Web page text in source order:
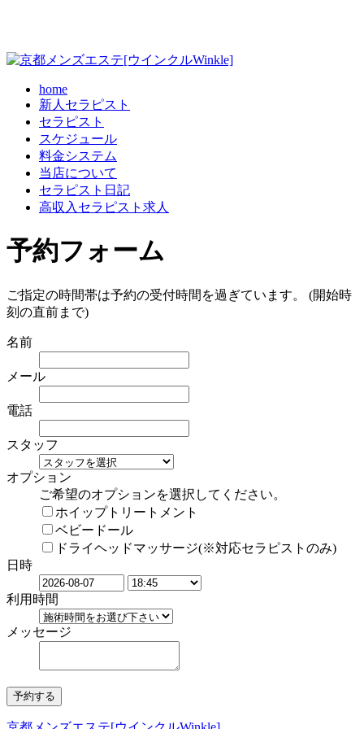
home
新人セラピスト
セラピスト
スケジュール
料金システム
当店について
セラピスト日記
高収入セラピスト求人
予約フォーム
ご指定の時間帯は予約の受付時間を過ぎています。 (開始時
刻の直前まで)
名前
メール
電話
スタッフ
オプション
ご希望のオプションを選択してください。
ホイップトリートメント
ベビードール
ドライヘッドマッサージ(※対応セラピストのみ)
日時
利用時間
メッセージ